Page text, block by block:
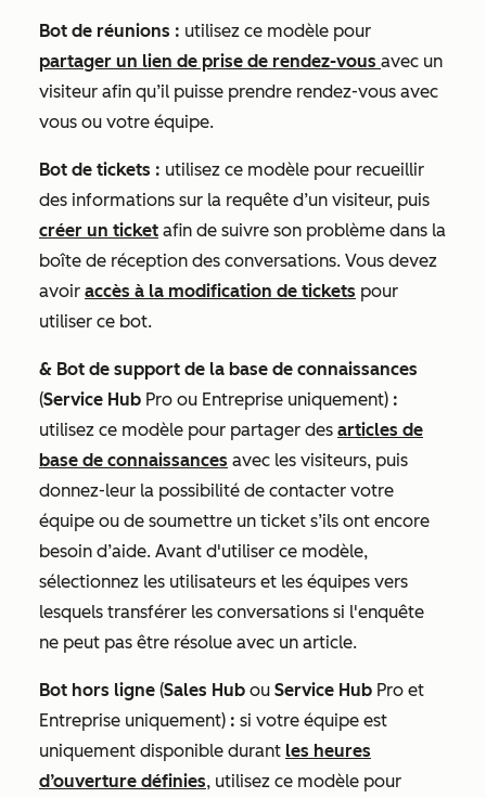
Bot de réunions : utilisez ce modèle pour
partager un lien de prise de rendez-vous avec un
visiteur afin qu’il puisse prendre rendez-vous avec
vous ou votre équipe.
Bot de tickets : utilisez ce modèle pour recueillir
des informations sur la requête d’un visiteur, puis
créer un ticket afin de suivre son problème dans la
boîte de réception des conversations. Vous devez
avoir accès à la modification de tickets pour
utiliser ce bot.
& Bot de support de la base de connaissances
(Service Hub Pro ou Entreprise uniquement) :
utilisez ce modèle pour partager des articles de
base de connaissances avec les visiteurs, puis
donnez-leur la possibilité de contacter votre
équipe ou de soumettre un ticket s’ils ont encore
besoin d’aide. Avant d'utiliser ce modèle,
sélectionnez les utilisateurs et les équipes vers
lesquels transférer les conversations si l'enquête
ne peut pas être résolue avec un article.
Bot hors ligne (Sales Hub ou Service Hub Pro et
Entreprise uniquement) : si votre équipe est
uniquement disponible durant les heures
d’ouverture définies, utilisez ce modèle pour